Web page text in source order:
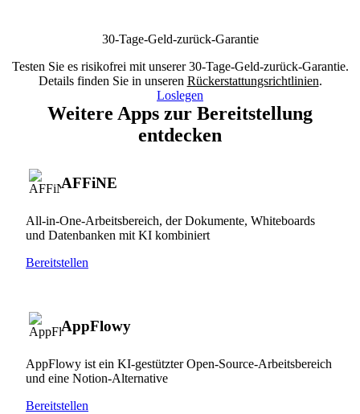
30-Tage-Geld-zurück-Garantie
Testen Sie es risikofrei mit unserer 30-Tage-Geld-zurück-Garantie.
Details finden Sie in unseren Rückerstattungsrichtlinien.
Loslegen
Weitere Apps zur Bereitstellung
entdecken
AFFiNE
All-in-One-Arbeitsbereich, der Dokumente, Whiteboards
und Datenbanken mit KI kombiniert
Bereitstellen
AppFlowy
AppFlowy ist ein KI-gestützter Open-Source-Arbeitsbereich
und eine Notion-Alternative
Bereitstellen